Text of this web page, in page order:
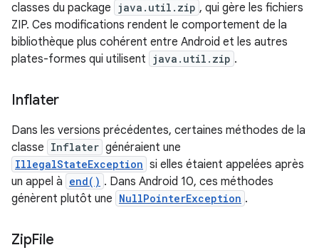
classes du package java.util.zip , qui gère les fichiers
ZIP. Ces modifications rendent le comportement de la
bibliothèque plus cohérent entre Android et les autres
plates-formes qui utilisent java.util.zip .
Inflater
Dans les versions précédentes, certaines méthodes de la
classe Inflater généraient une
IllegalStateException si elles étaient appelées après
un appel à end() . Dans Android 10, ces méthodes
génèrent plutôt une NullPointerException .
ZipFile